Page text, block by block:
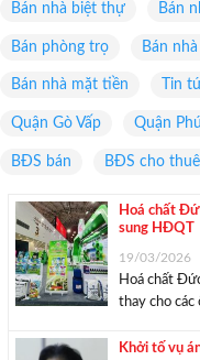
Bán nhà biệt thự Bán
Bán phòng trọ Bán
Bán nhà mặt tiền Tin
Quận Gò Vấp Quận
BĐS bán BĐS cho thuê
Hoá chất
sung HĐQT
19/03/2026
Hoá chất
thay cho
Giang hoạt
Khởi tố vụ